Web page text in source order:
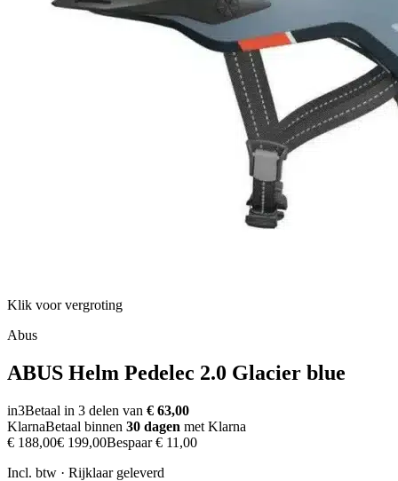
Klik voor vergroting
Abus
ABUS Helm Pedelec 2.0 Glacier blue
in3Betaal in 3 delen van € 63,00
KlarnaBetaal binnen 30 dagen met Klarna
€ 188,00€ 199,00Bespaar€ 11,00
Incl. btw · Rijklaar geleverd